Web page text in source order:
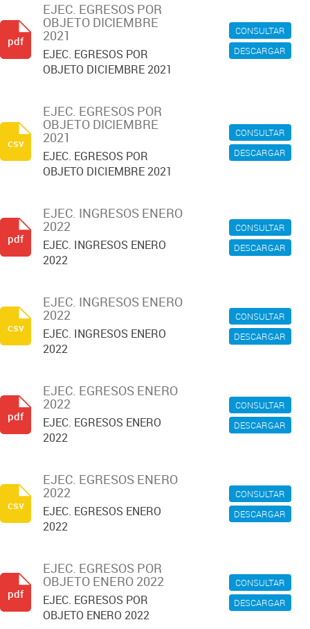
CONSULTAR
DESCARGAR
EJEC. EGRESOS POR
OBJETO DICIEMBRE
2021
EJEC. EGRESOS POR
OBJETO DICIEMBRE 2021
pdf
CONSULTAR
DESCARGAR
EJEC. EGRESOS POR
OBJETO DICIEMBRE
2021
EJEC. EGRESOS POR
OBJETO DICIEMBRE 2021
csv
CONSULTAR
DESCARGAR
EJEC. INGRESOS ENERO
2022
EJEC. INGRESOS ENERO
2022
pdf
CONSULTAR
DESCARGAR
EJEC. INGRESOS ENERO
2022
EJEC. INGRESOS ENERO
2022
csv
CONSULTAR
DESCARGAR
EJEC. EGRESOS ENERO
2022
EJEC. EGRESOS ENERO
2022
pdf
CONSULTAR
DESCARGAR
EJEC. EGRESOS ENERO
2022
EJEC. EGRESOS ENERO
2022
csv
CONSULTAR
DESCARGAR
EJEC. EGRESOS POR
OBJETO ENERO 2022
EJEC. EGRESOS POR
OBJETO ENERO 2022
pdf